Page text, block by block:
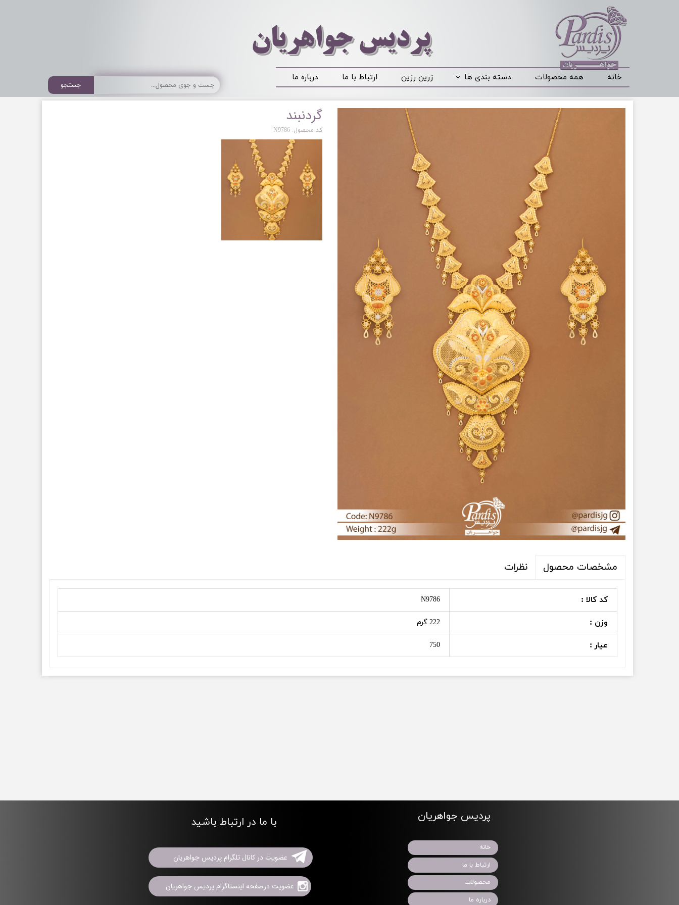
خانه همه محصولات دسته بندی ها زرین رزین ارتباط با ما درباره ما
​​​​پردیس جواهریان
جستجو
گردنبند
کد محصول: N9786
مشخصات محصول نظرات
کد کالا : N9786
وزن : 222 گرم
عیار : 750
پردیس جواهریان
خانه
ارتباط با ما
محصولات
درباره ما
با ما در ارتباط باشید
عضویت در کانال تلگرام پردیس جواهریان
عضویت درصفحه اینستاگرام پردیس جواهریان